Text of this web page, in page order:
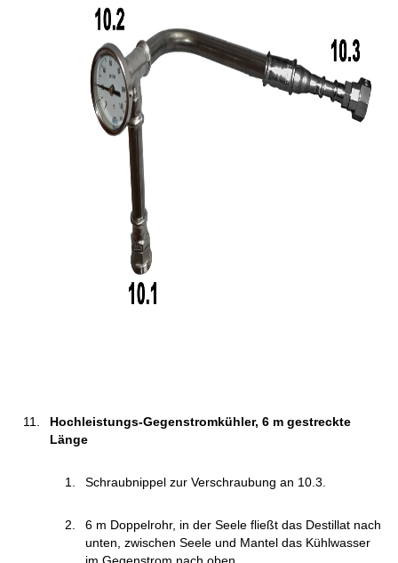
Hochleistungs-Gegenstromkühler, 6 m gestreckte
Länge
Schraubnippel zur Verschraubung an 10.3.
6 m Doppelrohr, in der Seele fließt das Destillat nach
unten, zwischen Seele und Mantel das Kühlwasser